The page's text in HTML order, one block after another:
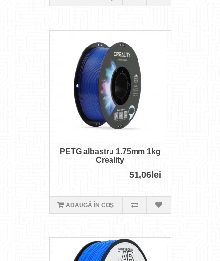
PETG albastru 1.75mm 1kg
Creality
51,06lei
ADAUGĂ ÎN COŞ